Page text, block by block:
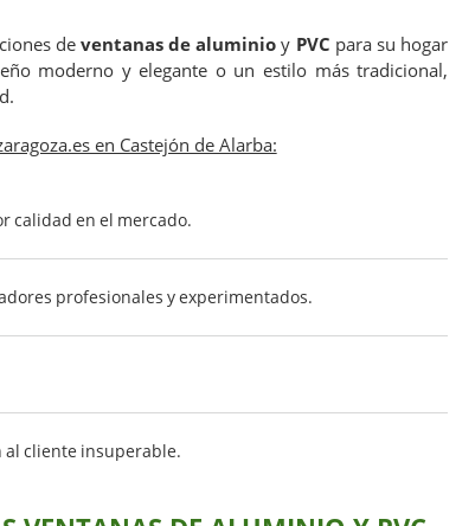
de ventanas de aluminio y PVC para su hogar
moderno y elegante o un estilo más tradicional,
en Castejón de Alarba:
calidad en el mercado.
profesionales y experimentados.
al cliente insuperable.